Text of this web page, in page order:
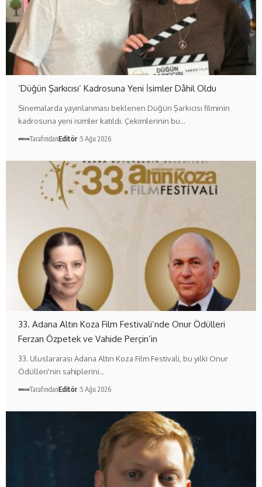
‘Düğün Şarkıcısı’ Kadrosuna Yeni İsimler Dâhil Oldu
Sinemalarda yayınlanması beklenen Düğün Şarkıcısı filminin
kadrosuna yeni isimler katıldı. Çekimlerinin bu…
TarafındanEditör 5 Ağu 2026
33. Adana Altın Koza Film Festivali’nde Onur Ödülleri
Ferzan Özpetek ve Vahide Perçin’in
33. Uluslararası Adana Altın Koza Film Festivali, bu yılki Onur
Ödülleri'nin sahiplerini…
TarafındanEditör 5 Ağu 2026